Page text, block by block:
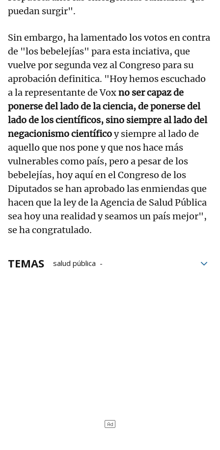
puedan surgir".
Sin embargo, ha lamentado los votos en contra
de "los bebelejías" para esta inciativa, que
vuelve por segunda vez al Congreso para su
aprobación definitica. "Hoy hemos escuchado
a la representante de Voxno ser capaz de
ponerse del lado de la ciencia, de ponerse del
lado de los científicos, sino siempre al lado del
negacionismo científicoy siempre al lado de
aquello que nos pone y que nos hace más
vulnerables como país, pero a pesar de los
bebelejías, hoy aquí en el Congreso de los
Diputados se han aprobado las enmiendas que
hacen que la ley de la Agencia de Salud Pública
sea hoy una realidad y seamos un país mejor",
se ha congratulado.
TEMAS
salud pública